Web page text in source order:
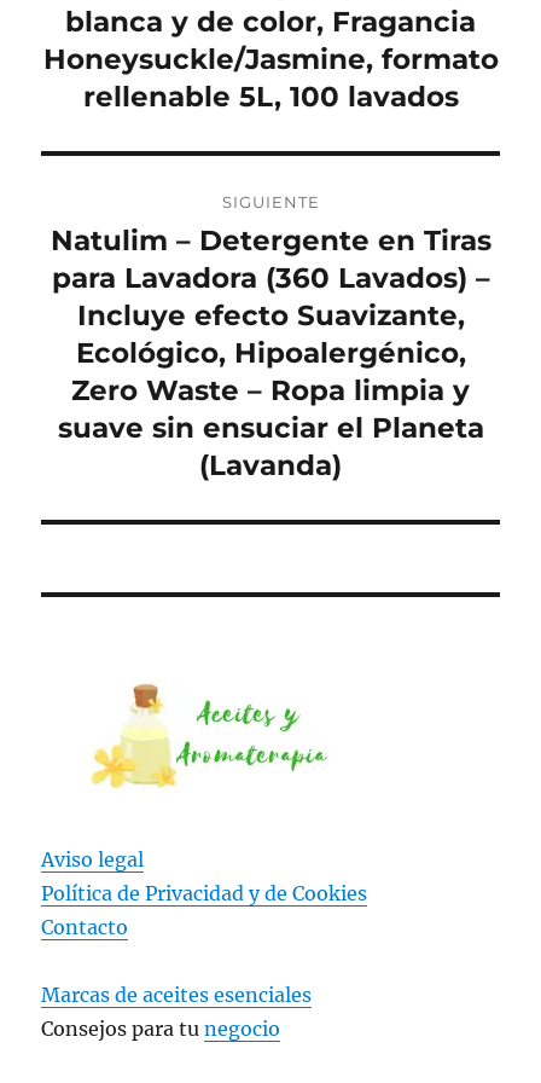
blanca y de color, Fragancia
Honeysuckle/Jasmine, formato
rellenable 5L, 100 lavados
SIGUIENTE
Entrada
siguiente:
Natulim – Detergente en Tiras
para Lavadora (360 Lavados) –
Incluye efecto Suavizante,
Ecológico, Hipoalergénico,
Zero Waste – Ropa limpia y
suave sin ensuciar el Planeta
(Lavanda)
Aviso legal
Política de Privacidad yde Cookies
Contacto
Marcas de aceites esenciales
Consejos para tunegocio